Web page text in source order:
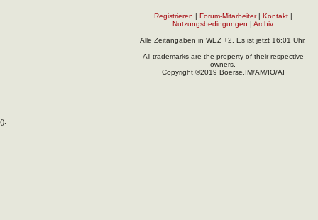
Registrieren | Forum-Mitarbeiter| Kontakt|
Nutzungsbedingungen | Archiv
Alle Zeitangaben in WEZ +2. Es ist jetzt 16:01 Uhr.
All trademarks are the property of their respective
owners.
Copyright ©2019 Boerse.IM/AM/IO/AI
().